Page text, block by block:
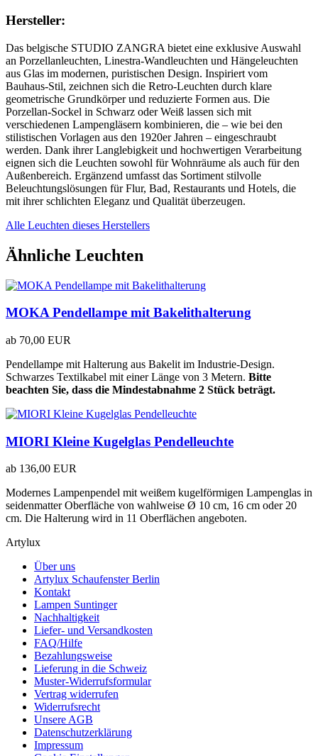
Hersteller:
Das belgische STUDIO ZANGRA bietet eine exklusive Auswahl
an Porzellanleuchten, Linestra-Wandleuchten und Hängeleuchten
aus Glas im modernen, puristischen Design. Inspiriert vom
Bauhaus-Stil, zeichnen sich die Retro-Leuchten durch klare
geometrische Grundkörper und reduzierte Formen aus. Die
Porzellan-Sockel in Schwarz oder Weiß lassen sich mit
verschiedenen Lampengläsern kombinieren, die – wie bei den
stilistischen Vorlagen aus den 1920er Jahren – eingeschraubt
werden. Dank ihrer Langlebigkeit und hochwertigen Verarbeitung
eignen sich die Leuchten sowohl für Wohnräume als auch für den
Außenbereich. Ergänzend umfasst das Sortiment stilvolle
Beleuchtungslösungen für Flur, Bad, Restaurants und Hotels, die
mit ihrer schlichten Eleganz und Qualität überzeugen.
Alle Leuchten dieses Herstellers
Ähnliche Leuchten
MOKA Pendellampe mit Bakelithalterung
ab 70,00 EUR
Pendellampe mit Halterung aus Bakelit im Industrie-Design.
Schwarzes Textilkabel mit einer Länge von 3 Metern. Bitte
beachten Sie, dass die Mindestabnahme 2 Stück beträgt.
MIORI Kleine Kugelglas Pendelleuchte
ab 136,00 EUR
Modernes Lampenpendel mit weißem kugelförmigen Lampenglas in
seidenmatter Oberfläche von wahlweise Ø 10 cm, 16 cm oder 20
cm. Die Halterung wird in 11 Oberflächen angeboten.
Artylux
Über uns
Artylux Schaufenster Berlin
Kontakt
Lampen Suntinger
Nachhaltigkeit
Liefer- und Versandkosten
FAQ/Hilfe
Bezahlungsweise
Lieferung in die Schweiz
Muster-Widerrufsformular
Vertrag widerrufen
Widerrufsrecht
Unsere AGB
Datenschutzerklärung
Impressum